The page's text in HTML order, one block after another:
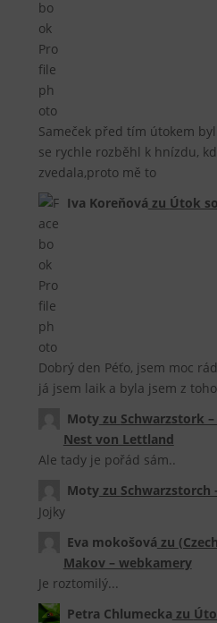
Sameček před tím útokem
se rychle rozběhl k hnízdu,
zvedala,proto mě to
Iva Koreňová zu Útok
Dobrý den Péťo, jsem moc
já jsem laik a byla jsem z
Motyzu Schwarzstork
Nest von Lettland
Ale tady je pořád sám..
Motyzu Schwarzstorch
Jojky
Eva mokošová zu
Makov – webkamery
Je roztomilý...
Petra Chlumecka zu